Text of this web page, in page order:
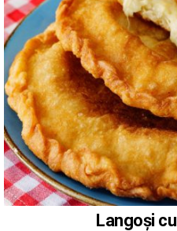
Langoși